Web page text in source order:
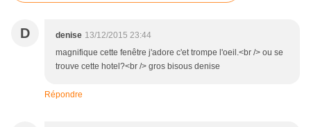
D denise 13/12/2015 23:44
magnifique cette fenêtre j'adore c'et trompe l'oeil.<br /> ou se
trouve cette hotel?<br /> gros bisous denise
Répondre